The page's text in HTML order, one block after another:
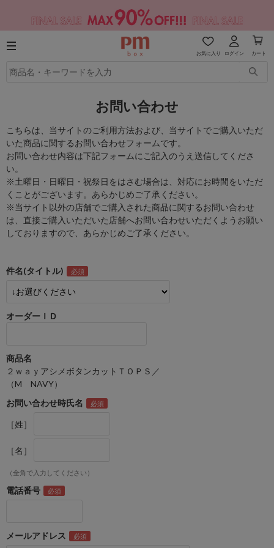
お気に入り ログイン カート
お問い合わせ
こちらは、当サイトのご利用方法および、当サイトでご購入いただ
いた商品に関するお問い合わせフォームです。
お問い合わせ内容は下記フォームにご記入のうえ送信してくださ
い。
※土曜日・日曜日・祝祭日をはさむ場合は、対応にお時間をいただ
くことがございます。あらかじめご了承ください。
※当サイト以外の店舗でご購入された商品に関するお問い合わせ
は、直接ご購入いただいた店舗へお問い合わせいただくようお願い
しておりますので、あらかじめご了承ください。
件名(タイトル)
オーダーＩＤ
商品名
２ｗａｙアシメボタンカットＴＯＰＳ／
（M NAVY）
お問い合わせ時氏名
［姓］
［名］
（全角で入力してください）
電話番号
メールアドレス